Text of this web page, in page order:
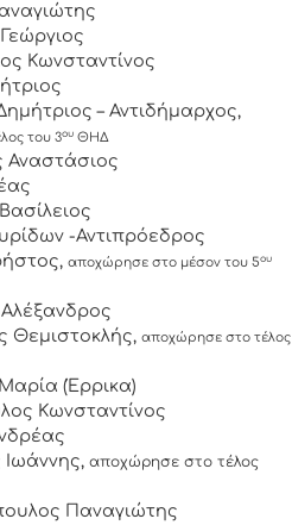
Κωνσταντίνος
– Αντιδήμαρχος,
του 3ουΘΗΔ
Αναστάσιος
-Αντιπρόεδρος
αποχώρησε στο μέσον του 5ου
Θεμιστοκλής, αποχώρησε στο τέλος
(Έρρικα)
Κωνσταντίνος
αποχώρησε στο τέλος
Παναγιώτης